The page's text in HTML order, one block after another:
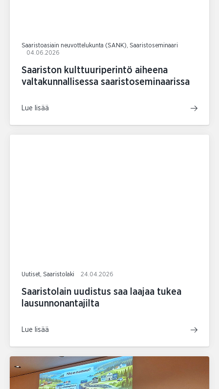
Saaristoasiain neuvottelukunta (SANK), Saaristoseminaari
04.06.2026
Saariston kulttuuriperintö aiheena
valtakunnallisessa saaristoseminaarissa
Lue lisää
Uutiset, Saaristolaki 24.04.2026
Saaristolain uudistus saa laajaa tukea
lausunnonantajilta
Lue lisää